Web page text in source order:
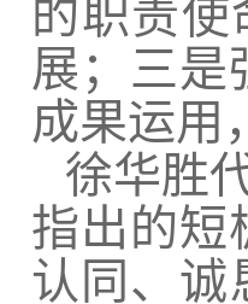
的职责使
展；三是
成果运用
徐华胜
指出的短
认同、诚